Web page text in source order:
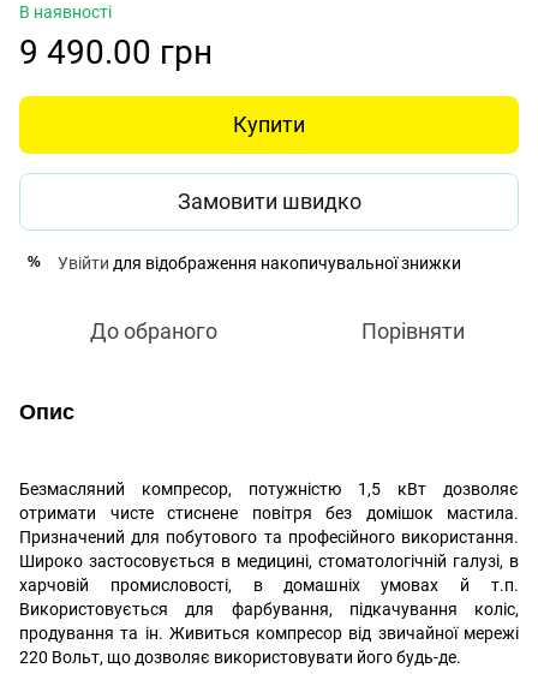
В наявності
9 490.00 грн
Купити
Замовити швидко
% Увійти для відображення накопичувальної знижки
До обраного Порівняти
Опис
Безмасляний компресор, потужністю 1 ,5 кВт дозволяє
отримати чисте стиснене повітря без домішок мастила.
Призначений для побутового та професійного використання.
Широко застосовується в медицині, стоматологічній галузі, в
харчовій промисловості, в домашніх умовах й т.п.
Використовується для фарбування, підкачування коліс,
продування та ін. Живиться компресор від звичайної мережі
220 Вольт, що дозволяє використовувати його будь-де.